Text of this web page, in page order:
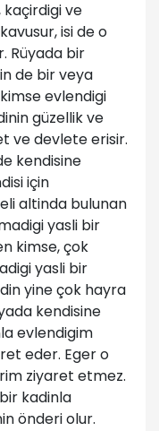
kaçirdigi ve
isi de o
Rüyada bir
de bir veya
evlendigi
güzellik ve
ve devlete erisir.
kendisine
için
altinda bulunan
yasli bir
kimse, çok
yasli bir
yine çok hayra
kendisine
evlendigim
eder. Eger o
ziyaret etmez.
kadinla
önderi olur.